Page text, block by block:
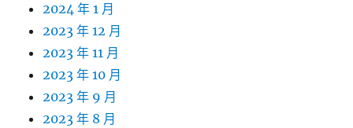
2024 年 1 月
2023 年 12 月
2023 年 11 月
2023 年 10 月
2023 年 9 月
2023 年 8 月